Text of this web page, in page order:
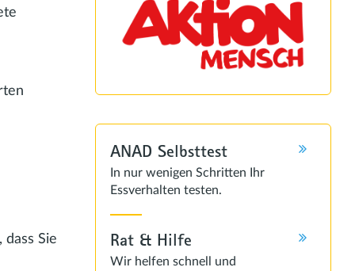
Sie
ANAD Selbsttest
In nur wenigen Schritten Ihr
Essverhalten testen.
Rat & Hilfe
Wir helfen schnell und